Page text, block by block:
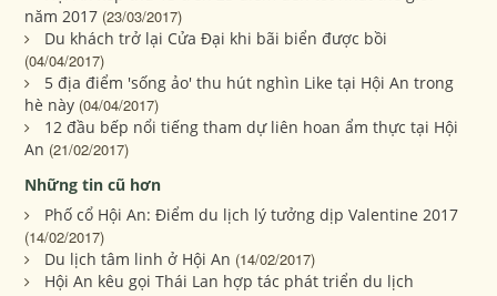
năm 2017 (23/03/2017)
Du khách trở lại Cửa Đại khi bãi biển được bồi
(04/04/2017)
5 địa điểm 'sống ảo' thu hút nghìn Like tại Hội An trong
hè này (04/04/2017)
12 đầu bếp nổi tiếng tham dự liên hoan ẩm thực tại Hội
An (21/02/2017)
Những tin cũ hơn
Phố cổ Hội An: Điểm du lịch lý tưởng dịp Valentine 2017
(14/02/2017)
Du lịch tâm linh ở Hội An (14/02/2017)
Hội An kêu gọi Thái Lan hợp tác phát triển du lịch